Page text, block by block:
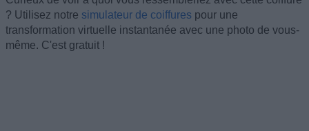
? Utilisez notre simulateur de coiffures pour une
transformation virtuelle instantanée avec une photo de vous-
même. C'est gratuit !